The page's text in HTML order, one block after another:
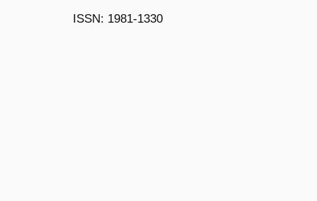
ISSN: 1981-1330